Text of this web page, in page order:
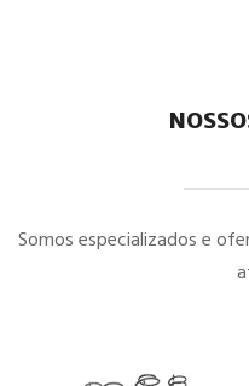
Somos especializados e